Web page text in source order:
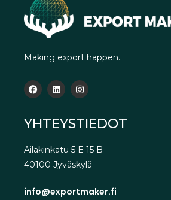
Making export happen.
YHTEYSTIEDOT
Ailakinkatu 5 E 15 B
40100 Jyväskylä
info@exportmaker.fi